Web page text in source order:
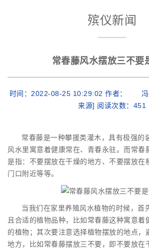
殡仪新闻
常春藤风水摆放三不要
时间：2022-08-25 10:29:02 作者： 冯
来源] 阅读次数： 451
常春藤是一种攀援类灌木，具有极强的
风水里寓意着健康常在、青春永驻。而常春
是指：不要摆放在干燥的地方、不要摆放在
门口附近等等。
当我们在家里养殖风水植物的时候，首
且合适的植物品种，比如常春藤这种寓意着
的植物；其次要注意选择植物摆放的地点，
地方，比如常春藤摆放三不要，即不要放在